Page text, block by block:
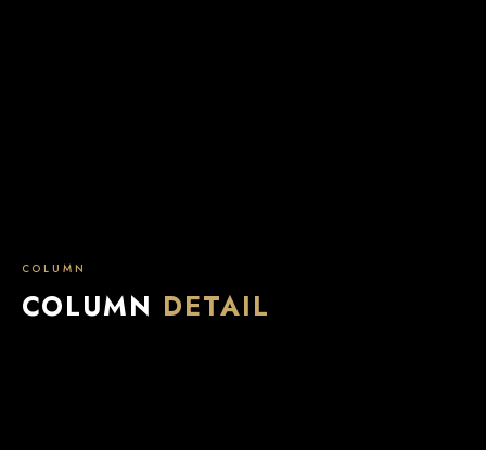
COLUMN
COLUMN DETAIL